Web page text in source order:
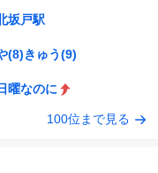
坂戸駅
(8)きゅう(9)
曜なのに
100位まで見る